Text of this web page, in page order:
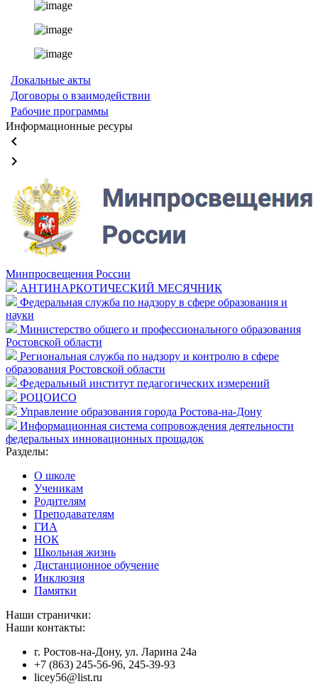
Локальные акты
Договоры о взаимодействии
Рабочие программы
Информационные ресуры
keyboard_arrow_left
keyboard_arrow_right
Минпросвещения России
АНТИНАРКОТИЧЕСКИЙ МЕСЯЧНИК
Федеральная служба по надзору в сфере образования и
науки
Министерство общего и профессионального образования
Ростовской области
Региональная служба по надзору и контролю в сфере
образования Ростовской области
Федеральный институт педагогических измерений
РОЦОИСО
Управление образования города Ростова-на-Дону
Информационная система сопровождения деятельности
федеральных инновационных прощадок
Разделы:
О школе
Ученикам
Родителям
Преподавателям
ГИА
НОК
Школьная жизнь
Дистанционное обучение
Инклюзия
Памятки
Наши странички:
Наши контакты:
г. Ростов-на-Дону, ул. Ларина 24а
+7 (863) 245-56-96, 245-39-93
licey56@list.ru